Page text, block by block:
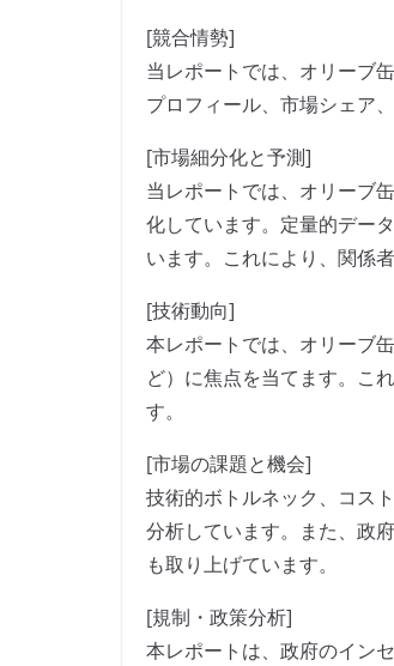
[競合情勢]
当レポートでは、オリーブ
プロフィール、市場シェア
[市場細分化と予測]
当レポートでは、オリーブ
化しています。定量的デー
います。これにより、関係
[技術動向]
本レポートでは、オリーブ
ど）に焦点を当てます。こ
す。
[市場の課題と機会]
技術的ボトルネック、コス
分析しています。また、政
も取り上げています。
[規制・政策分析]
本レポートは、政府のイン